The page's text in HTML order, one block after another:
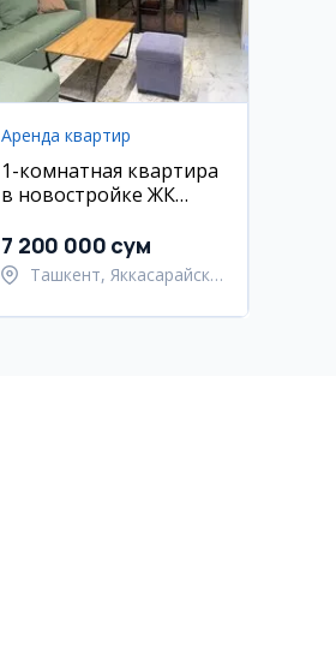
Аренда квартир
1-комнатная квартира
в новостройке ЖК
Яккасарайский район
7 200 000 сум
Ташкент, Яккасарайский